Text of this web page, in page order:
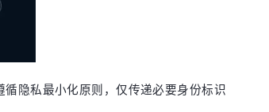
隐私最小化原则，仅传递必要身份标识